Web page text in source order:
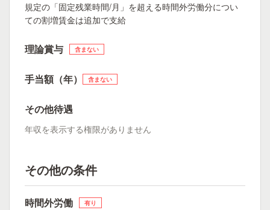
規定の「固定残業時間/月」を超える時間外労働分につい
ての割増賃金は追加で支給
理論賞与 含まない
手当額（年） 含まない
その他待遇
年収を表示する権限がありません
その他の条件
時間外労働 有り